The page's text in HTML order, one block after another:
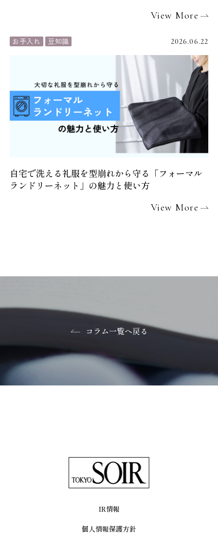
View More
お手入れ 豆知識 2026.06.22
自宅で洗える礼服を型崩れから守る「フォーマル
ランドリーネット」の魅力と使い方
View More
コラム一覧へ戻る
IR情報
個人情報保護方針